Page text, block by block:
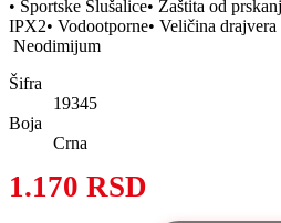
• Sportske Slušalice• Zaštita od
IPX2• Vodootporne• Veličina
Neodimijum
Šifra
19345
Boja
Crna
1.170 RSD